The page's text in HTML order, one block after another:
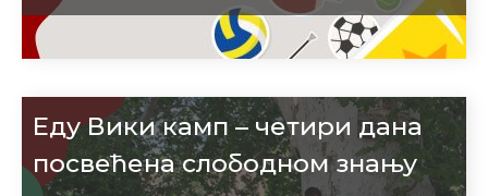
Еду Вики камп – четири дана
посвећена слободном знању